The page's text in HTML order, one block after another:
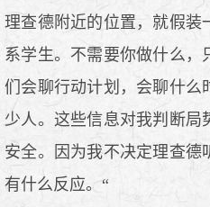
理查德附近的位置，就假装
系学生。不需要你做什么
们会聊行动计划，会聊什么
少人。这些信息对我判断局
安全。因为我不决定理查德
有什么反应。“